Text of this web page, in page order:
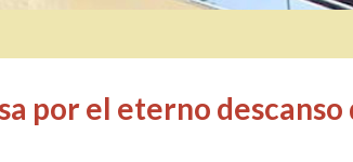
por el eterno descanso